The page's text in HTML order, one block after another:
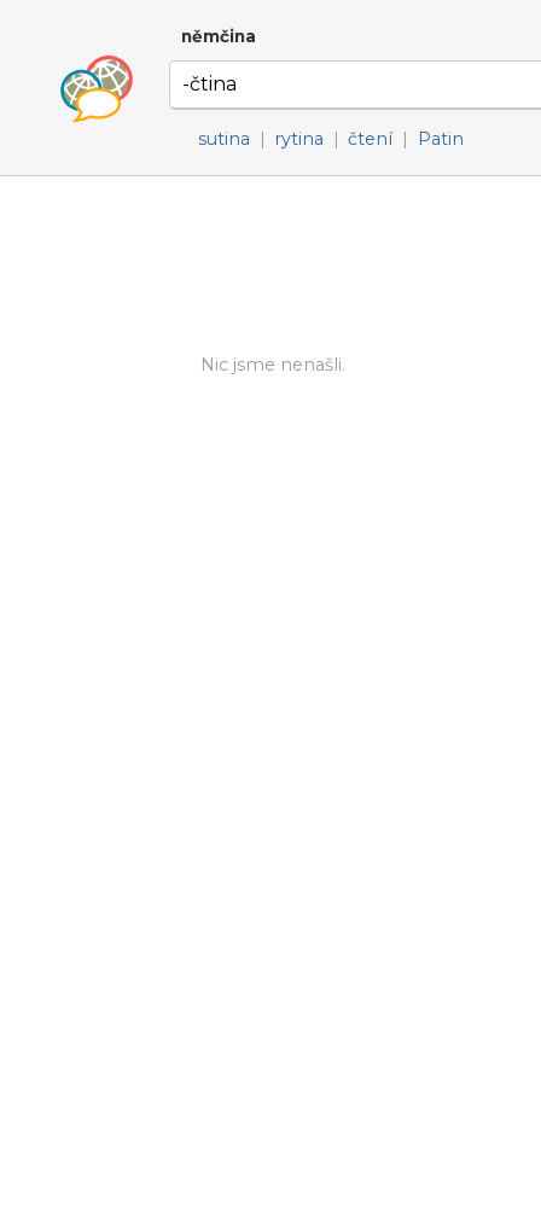
němčina
sutina | rytina | čtení | Patin
Nic jsme nenašli.